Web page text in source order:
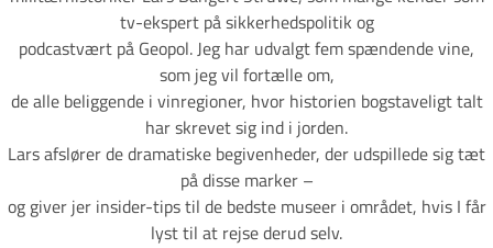
tv-ekspert på sikkerhedspolitik og
podcastvært på Geopol. Jeg har udvalgt fem spændende vine,
som jeg vil fortælle om,
de alle beliggende i vinregioner, hvor historien bogstaveligt talt
har skrevet sig ind i jorden.
Lars afslører de dramatiske begivenheder, der udspillede sig tæt
på disse marker –
og giver jer insider-tips til de bedste museer i området, hvis I får
lyst til at rejse derud selv.